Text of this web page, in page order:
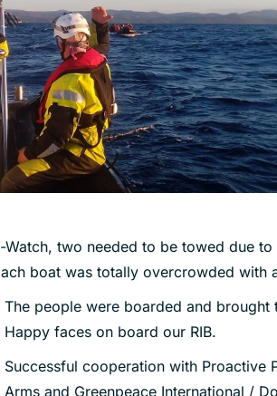
two needed to be towed due to
boat was totally overcrowded with
The people were boarded and brought
Happy faces on board our RIB.
Successful cooperation with Proactive
Arms and Greenpeace International /